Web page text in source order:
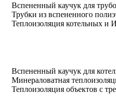
Вспененный каучук для
Трубки из вспененного
Теплоизоляция котельных и
Вспененный каучук для
Минераловатная
Теплоизоляция объектов с